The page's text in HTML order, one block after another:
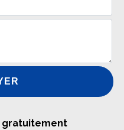
gratuitement